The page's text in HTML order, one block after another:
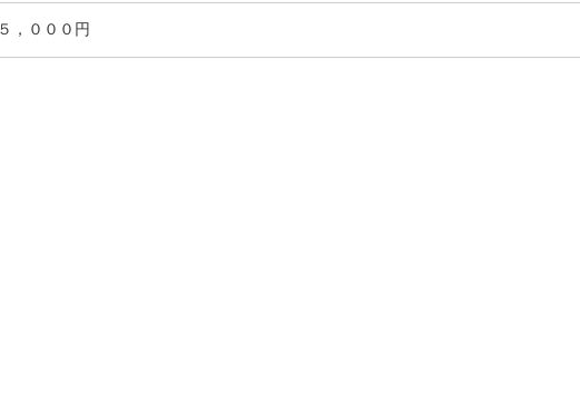
５，０００円